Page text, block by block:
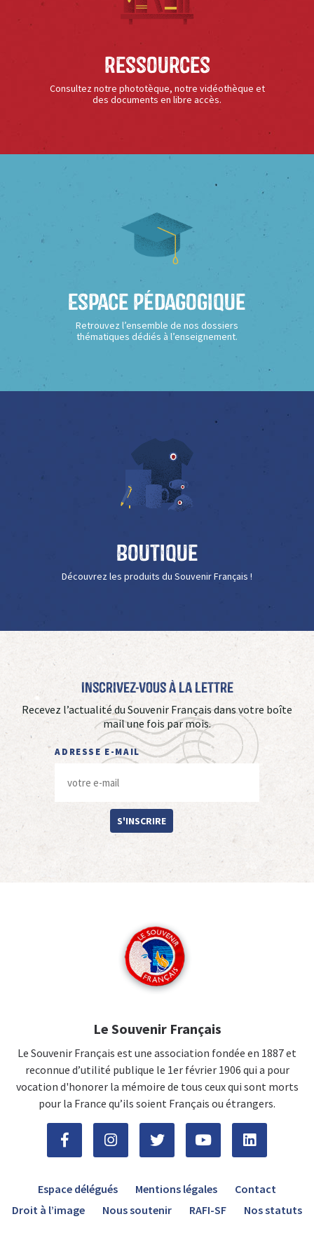
Ressources
Consultez notre phototèque, notre vidéothèque et
des documents en libre accès.
Espace Pédagogique
Retrouvez l’ensemble de nos dossiers
thématiques dédiés à l’enseignement.
Boutique
Découvrez les produits du Souvenir Français !
Inscrivez-vous à La Lettre
Recevez l’actualité du Souvenir Français dans votre boîte
mail une fois par mois.
ADRESSE E-MAIL
S'INSCRIRE
Le Souvenir Français
Le Souvenir Français est une association fondée en 1887 et
reconnue d’utilité publique le 1er février 1906 qui a pour
vocation d'honorer la mémoire de tous ceux qui sont morts
pour la France qu’ils soient Français ou étrangers.
Espace délégués Mentions légales
Contact
Droit à l’image
Nous soutenir RAFI-SF Nos statuts